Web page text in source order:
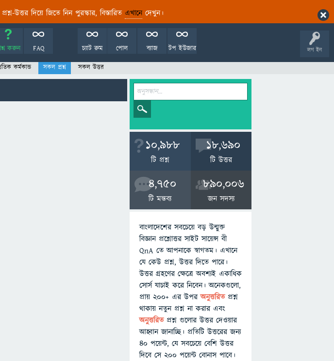
উত্তর দিয়ে জিতে নিন পুরস্কার, বিস্তারিত এখানেদেখুন।
লগ ইন
করুন FAQ টপ ইউজার
ব্যাজ
পোল
চ্যাট রুম
কর্মকান্ড সকল প্রশ্ন সকল উত্তর
10,988
টি প্রশ্ন
18,690
টি উত্তর
4,750
টি মন্তব্য
890,006
জন সদস্য
বাংলাদেশের সবচেয়ে বড় উন্মুক্ত
বিজ্ঞান প্রশ্নোত্তর সাইট সায়েন্স বী
QnA তে আপনাকে স্বাগতম। এখানে
যে কেউ প্রশ্ন, উত্তর দিতে পারে।
উত্তর গ্রহণের ক্ষেত্রে অবশ্যই একাধিক
সোর্স যাচাই করে নিবেন। অনেকগুলো,
প্রায় ২০০+ এর উপরঅনুত্তরিতপ্রশ্ন
থাকায় নতুন প্রশ্ন না করার এবং
অনুত্তরিত প্রশ্ন গুলোর উত্তর দেওয়ার
আহ্বান জানাচ্ছি। প্রতিটি উত্তরের জন্য
৪০ পয়েন্ট, যে সবচেয়ে বেশি উত্তর
দিবে সে ২০০ পয়েন্ট বোনাস পাবে।